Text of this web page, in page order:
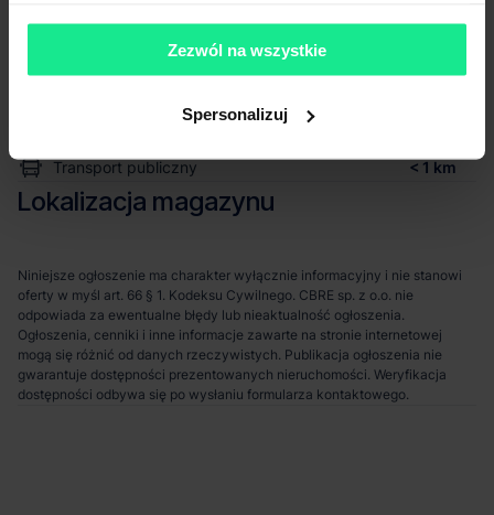
Zezwól na wszystkie
Spersonalizuj
Transport publiczny
< 1 km
Lokalizacja magazynu
Niniejsze ogłoszenie ma charakter wyłącznie informacyjny i nie stanowi
oferty w myśl art. 66 § 1. Kodeksu Cywilnego. CBRE sp. z o.o. nie
odpowiada za ewentualne błędy lub nieaktualność ogłoszenia.
Ogłoszenia, cenniki i inne informacje zawarte na stronie internetowej
mogą się różnić od danych rzeczywistych. Publikacja ogłoszenia nie
gwarantuje dostępności prezentowanych nieruchomości. Weryfikacja
dostępności odbywa się po wysłaniu formularza kontaktowego.